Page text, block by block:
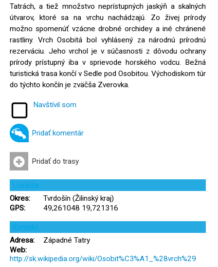
Tatrách, a tiež množstvo neprístupných jaskýň a skalných
útvarov, ktoré sa na vrchu nachádzajú. Zo živej prírody
možno spomenúť vzácne drobné orchidey a iné chránené
rastliny. Vrch Osobitá bol vyhlásený za národnú prírodnú
rezerváciu. Jeho vrchol je v súčasnosti z dôvodu ochrany
prírody prístupný iba v sprievode horského vodcu. Bežná
turistická trasa končí v Sedle pod Osobitou. Východiskom túr
do týchto končín je zväčša Zverovka.
Navštívil som
Pridať komentár
Pridať do trasy
Lokalita
Okres:
Tvrdošín (Žilinský kraj)
GPS:
49,261048 19,721316
Kontakt
Adresa:
Západné Tatry
Web:
http://sk.wikipedia.org/wiki/Osobit%C3%A1_%28vrch%29